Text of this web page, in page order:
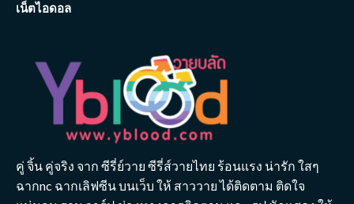
เน็ตไอดอล
คู่ จิ้น คู่จริง จาก ซีรี่ย์วาย ซีรี่ส์วายไทย ร้อนแรง น่ารัก ใสๆ
ฉากnc ฉากเลิฟซีน บนเว็บ ให้ สาววาย ได้ติดตาม ติดใจ